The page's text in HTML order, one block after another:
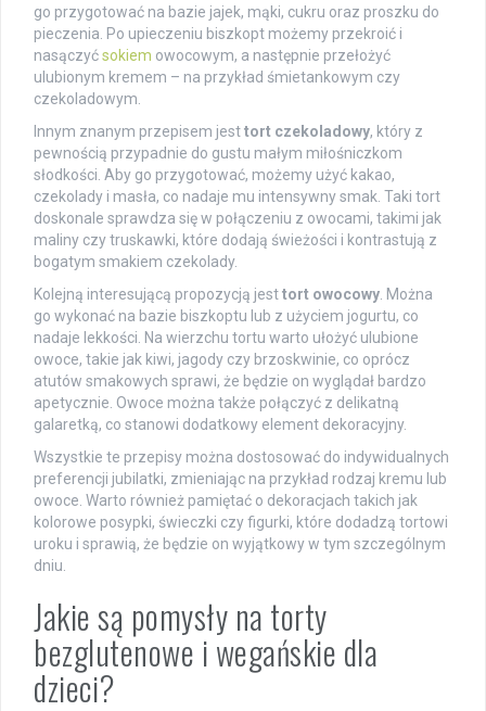
go przygotować na bazie jajek, mąki, cukru oraz proszku do
pieczenia. Po upieczeniu biszkopt możemy przekroić i
nasączyćsokiem owocowym, a następnie przełożyć
ulubionym kremem – na przykład śmietankowym czy
czekoladowym.
Innym znanym przepisem jesttort czekoladowy, który z
pewnością przypadnie do gustu małym miłośniczkom
słodkości. Aby go przygotować, możemy użyć kakao,
czekolady i masła, co nadaje mu intensywny smak. Taki tort
doskonale sprawdza się w połączeniu z owocami, takimi jak
maliny czy truskawki, które dodają świeżości i kontrastują z
bogatym smakiem czekolady.
Kolejną interesującą propozycją jesttort owocowy . Można
go wykonać na bazie biszkoptu lub z użyciem jogurtu, co
nadaje lekkości. Na wierzchu tortu warto ułożyć ulubione
owoce, takie jak kiwi, jagody czy brzoskwinie, co oprócz
atutów smakowych sprawi, że będzie on wyglądał bardzo
apetycznie. Owoce można także połączyć z delikatną
galaretką, co stanowi dodatkowy element dekoracyjny.
Wszystkie te przepisy można dostosować do indywidualnych
preferencji jubilatki, zmieniając na przykład rodzaj kremu lub
owoce. Warto również pamiętać o dekoracjach takich jak
kolorowe posypki, świeczki czy figurki, które dodadzą tortowi
uroku i sprawią, że będzie on wyjątkowy w tym szczególnym
dniu.
Jakie są pomysły na torty
bezglutenowe i wegańskie dla
dzieci?